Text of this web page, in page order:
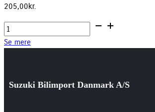
205,00kr.
Låsemøtrikker
antal
Se mere
Suzuki Bilimport Danmark A/S